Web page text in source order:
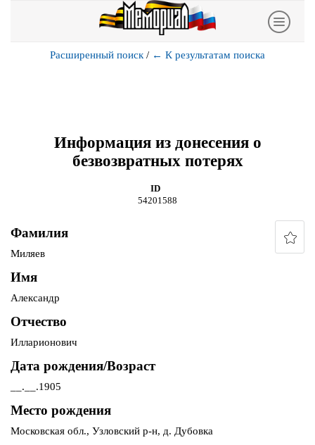
Расширенный поиск / ← К результатам поиска
Информация из донесения о
безвозвратных потерях
ID
54201588
Фамилия
Миляев
Имя
Александр
Отчество
Илларионович
Дата рождения/Возраст
__.__.1905
Место рождения
Московская обл., Узловский р-н, д. Дубовка